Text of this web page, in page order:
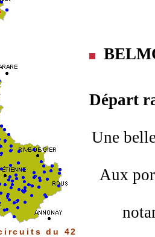
du 42
Départ
Une
Aux